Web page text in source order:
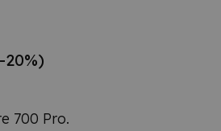
20%)
700 Pro.